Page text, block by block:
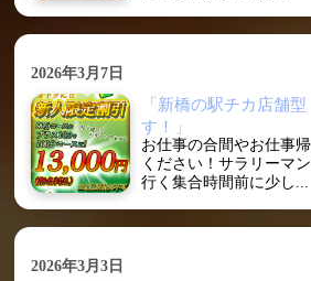
2026年3月7日
「新橋の駅チカ店舗
す！」
お仕事の合間やお仕事
ください！サラリーマ
行く集合時間前に少し...
2026年3月3日